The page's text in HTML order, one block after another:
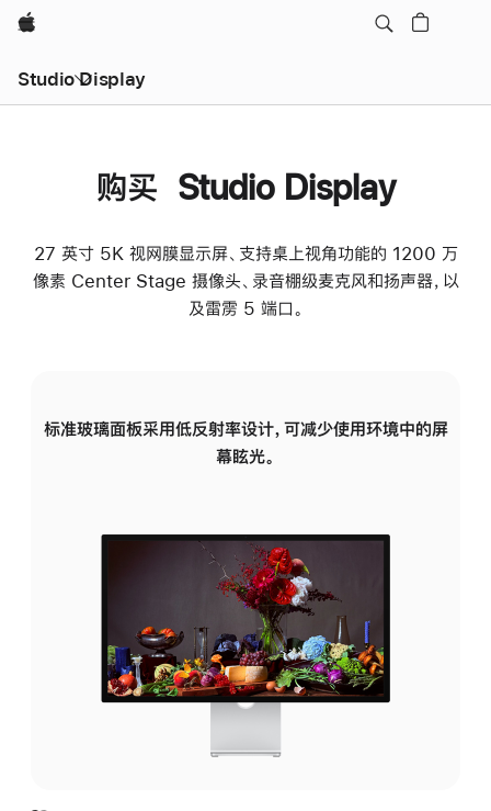
Apple
Studio Display
购买 Studio Display
27 英寸 5K 视网膜显示屏、支持桌上视角功能的 1200 万
像素 Center Stage 摄像头、录音棚级麦克风和扬声器，以
及雷雳 5 端口。
标准玻璃面板采用低反射率设计，可减少使用环境中的屏
幕眩光。